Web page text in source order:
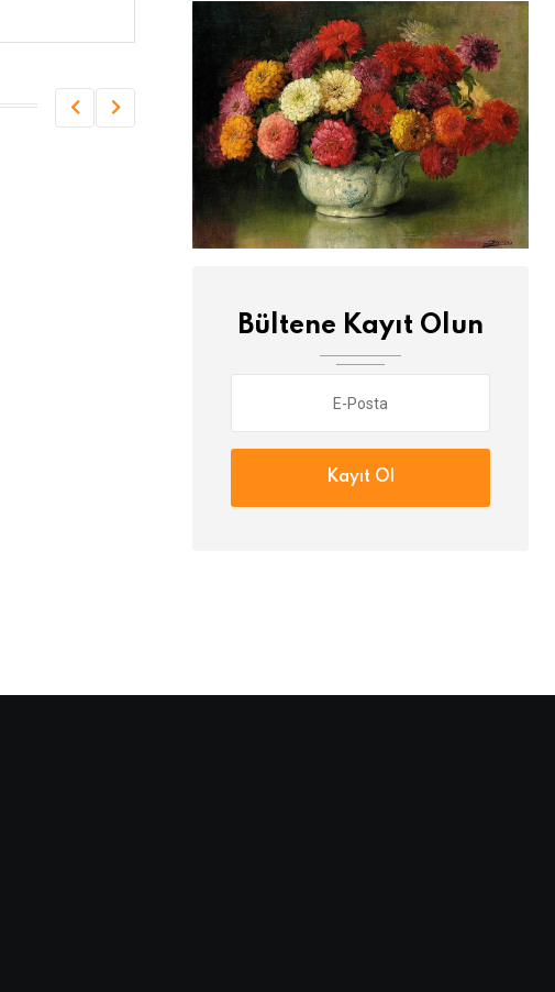
Vidanjörü kim yolladı?
Bültene Kayıt Olun
Kayıt Ol